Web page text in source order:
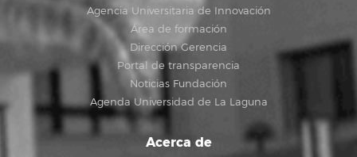
Agencia Universitaria de Innovación
Área de formación
Dirección Gerencia
Portal de transparencia
Noticias Fundación
Agenda Universidad de La Laguna
Acerca de